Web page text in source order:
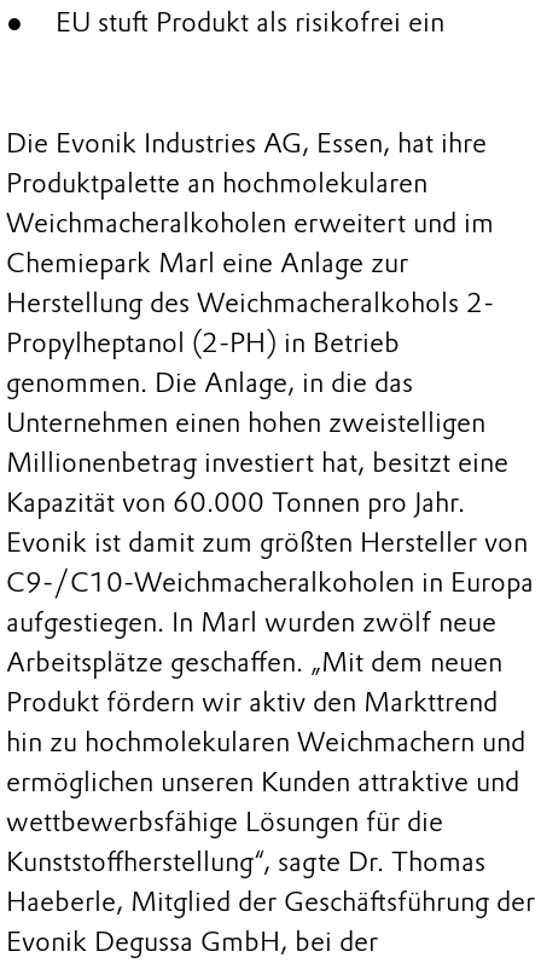
EU stuft Produkt als risikofrei ein
Die Evonik Industries AG, Essen, hat ihre
Produktpalette an hochmolekularen
Weichmacheralkoholen erweitert und im
Chemiepark Marl eine Anlage zur
Herstellung des Weichmacheralkohols 2-
Propylheptanol (2-PH) in Betrieb
genommen. Die Anlage, in die das
Unternehmen einen hohen zweistelligen
Millionenbetrag investiert hat, besitzt eine
Kapazität von 60.000 Tonnen pro Jahr.
Evonik ist damit zum größten Hersteller von
C9-/C10-Weichmacheralkoholen in Europa
aufgestiegen. In Marl wurden zwölf neue
Arbeitsplätze geschaffen. „Mit dem neuen
Produkt fördern wir aktiv den Markttrend
hin zu hochmolekularen Weichmachern und
ermöglichen unseren Kunden attraktive und
wettbewerbsfähige Lösungen für die
Kunststoffherstellung“, sagte Dr. Thomas
Haeberle, Mitglied der Geschäftsführung der
Evonik Degussa GmbH, bei der